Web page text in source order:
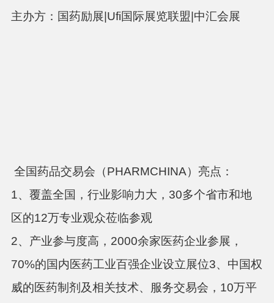
主办方：国药励展|Ufi国际展览联盟|中汇会展
全国药品交易会（PHARMCHINA）亮点：
1、覆盖全国，行业影响力大，30多个省市和地
区的12万专业观众莅临参观
2、产业参与度高，2000余家医药企业参展，
70%的国内医药工业百强企业设立展位3、中国权
威的医药制剂及相关技术、服务交易会，10万平